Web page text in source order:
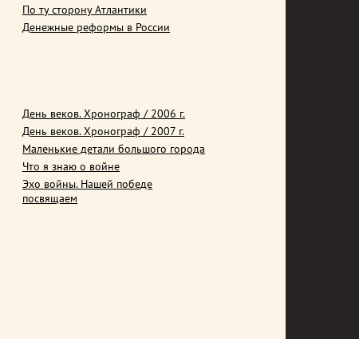
По ту сторону Атлантики
Денежные реформы в России
День веков. Хронограф / 2006 г.
День веков. Хронограф / 2007 г.
Маленькие детали большого города
Что я знаю о войне
Эхо войны. Нашей победе
посвящаем